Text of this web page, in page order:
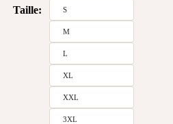
Taille: S
M
L
XL
XXL
3XL